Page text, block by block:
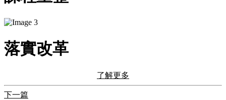
落實改革
了解更多
下一篇